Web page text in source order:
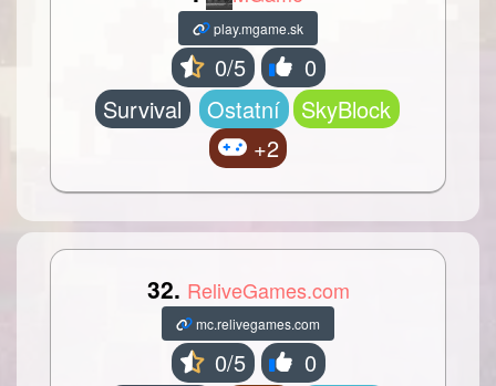
play.mgame.sk
0/5
0
Survival
Ostatní
SkyBlock
+2
32. ReliveGames.com
mc.relivegames.com
0/5
0